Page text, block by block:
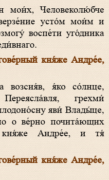
усто́м мои́м и
воспе́ти уго́дника
кня́же Андре́е,
грехми́
яви́ Влады́це,
о ве́рно почита́ющих
кня́же Андре́е, и тя́
кня́же Андре́е,